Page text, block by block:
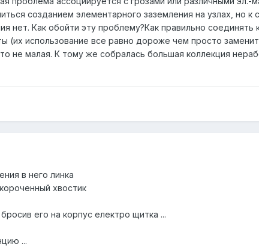
созданием элементарного заземления на узлах, но к
нет. Как обойти эту проблему?Как правильно соединять
(их использование все равно дороже чем просто
не малая. К тому же собралась большая коллекция
в него линка
хвостик
его на корпус електро щитка ...
...